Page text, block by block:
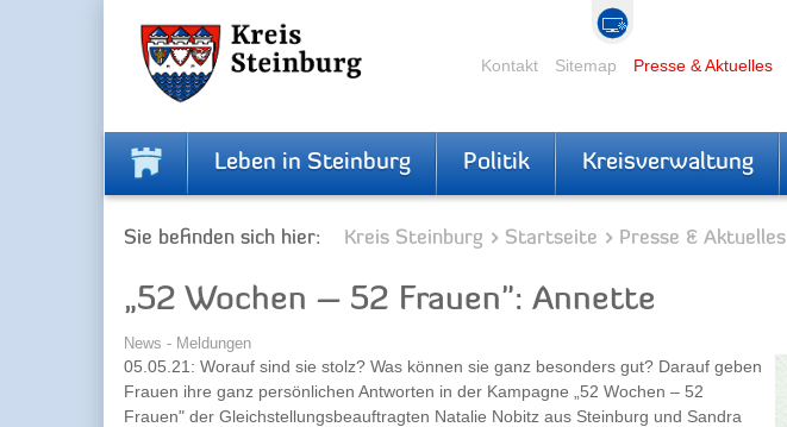
Kontakt Sitemap Presse & Aktuelles
Leben in Steinburg Politik Kreisverwaltung
Sie befinden sich hier: Kreis Steinburg Startseite Presse & Aktuelles
„52 Wochen – 52 Frauen": Annette
News - Meldungen
05.05.21: Worauf sind sie stolz? Was können sie ganz besonders gut? Darauf geben
Frauen ihre ganz persönlichen Antworten in der Kampagne „52 Wochen – 52
Frauen" der Gleichstellungsbeauftragten Natalie Nobitz aus Steinburg und Sandra